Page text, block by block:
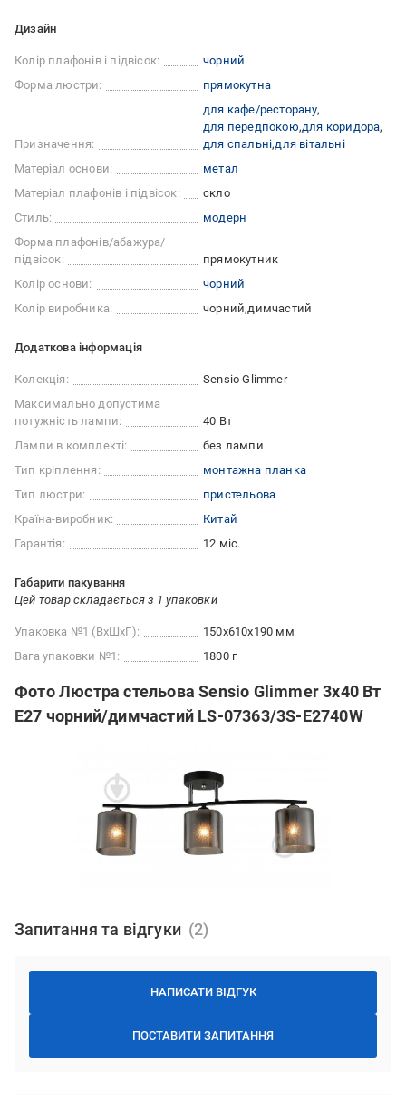
Дизайн
Колір плафонів і підвісок:
чорний
Форма люстри:
прямокутна
Призначення:
для кафе/ресторану
для передпокою для коридора
для спальні для вітальні
Матеріал основи:
метал
Матеріал плафонів і підвісок:
скло
Стиль:
модерн
Форма плафонів/абажура/
підвісок:
прямокутник
Колір основи:
чорний
Колір виробника:
чорний димчастий
Додаткова інформація
Колекція:
Sensio Glimmer
Максимально допустима
потужність лампи:
40 Вт
Лампи в комплекті:
без лампи
Тип кріплення:
монтажна планка
Тип люстри:
пристельова
Країна-виробник:
Китай
Гарантія:
12 міс.
Габарити пакування
Цей товар складається з 1 упаковки
Упаковка №1 (ВхШхГ):
150x610x190 мм
Вага упаковки №1:
1800 г
Фото Люстра стельова Sensio Glimmer 3x40 Вт
E27 чорний/димчастий LS-07363/3S-E2740W
Запитання та відгуки
НАПИСАТИ ВІДГУК
ПОСТАВИТИ ЗАПИТАННЯ